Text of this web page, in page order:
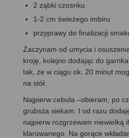
2 ząbki czosnku
1-2 cm świeżego imbiru
przyprawy do finalizacji
Zaczynam od umycia i
kroję, kolejno dodając do
tak, że w ciągu ok. 20 minut
na stół.
Najpierw cebula –obieram, po
grubsza siekam. I od razu
najpierw rozgrzewam niewielką
klarowanego. Na gorące